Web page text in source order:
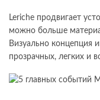
Leriche продвигает
можно больше
Визуально концепция
прозрачных, легких и